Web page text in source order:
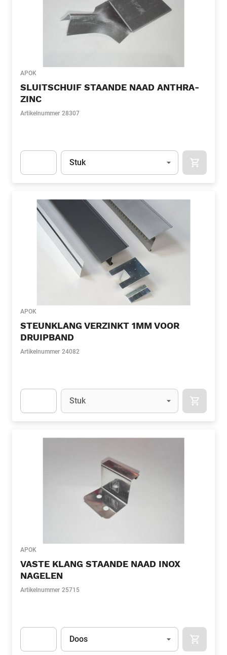
APOK
SLUITSCHUIF STAANDE NAAD ANTHRA-
ZINC
Artikelnummer 28307
Eenheid
Stuk
APOK
STEUNKLANG VERZINKT 1MM VOOR
DRUIPBAND
Artikelnummer 24082
Eenheid
Stuk
APOK
VASTE KLANG STAANDE NAAD INOX
NAGELEN
Artikelnummer 25715
Eenheid
Doos